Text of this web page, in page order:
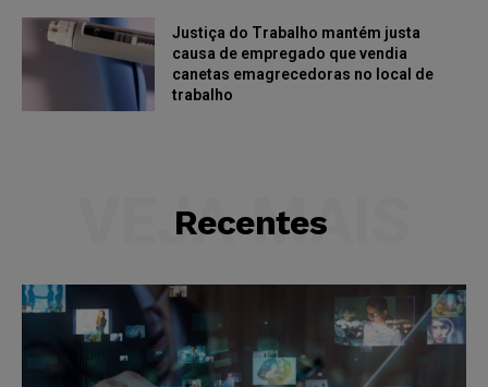
Justiça do Trabalho mantém justa
causa de empregado que vendia
canetas emagrecedoras no local de
trabalho
Recentes
VEJA MAIS